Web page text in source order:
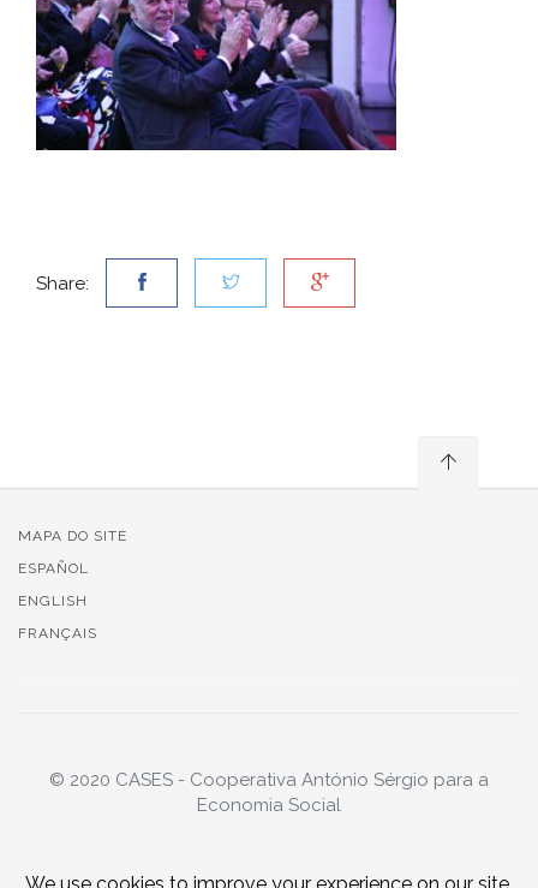
Share:
MAPA DO SITE
ESPAÑOL
ENGLISH
FRANÇAIS
© 2020 CASES - Cooperativa António Sérgio para a
Economia Social